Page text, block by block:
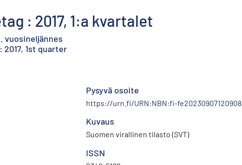
: 2017, 1:a kvartalet
vuosineljännes
1st quarter
Pysyvä osoite
https://urn.fi/URN:NBN:fi-fe20230907120908
Kuvaus
Suomen virallinen tilasto (SVT)
ISSN